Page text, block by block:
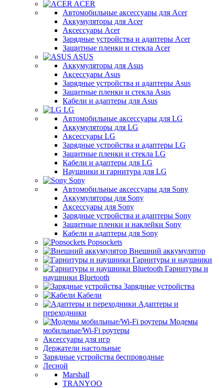
ACER
Автомобильные аксессуары для Acer
Аккумуляторы для Acer
Аксессуары Acer
Зарядные устройства и адаптеры Acer
Защитные пленки и стекла Acer
ASUS
Аккумуляторы для Asus
Аксессуары Asus
Зарядные устройства и адаптеры Asus
Защитные пленки и стекла Asus
Кабели и адаптеры для Asus
LG
Автомобильные аксессуары для LG
Аккумуляторы для LG
Аксессуары LG
Зарядные устройства и адаптеры LG
Защитные пленки и стекла LG
Кабели и адаптеры для LG
Наушники и гарнитура для LG
Sony
Автомобильные аксессуары для Sony
Аккумуляторы для Sony
Аксессуары для Sony
Зарядные устройства и адаптеры Sony
Защитные пленки и наклейки Sony
Кабели и адаптеры для Sony
Popsockets
Внешний аккумулятор
Гарнитуры и наушники
Гарнитуры и
наушники Bluetooth
Зарядные устройства
Кабели
Адаптеры и
переходники
Модемы
мобильные/Wi-Fi роутеры
Аксессуары для игр
Держатели настольные
Зарядные устройства беспроводные
Лесной
Marshall
TRANYOO